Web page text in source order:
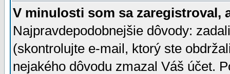
V minulosti som sa zaregistroval,
Najpravdepodobnejšie dôvody:
(skontrolujte e-mail, ktorý ste
nejakého dôvodu zmazal Váš účet.